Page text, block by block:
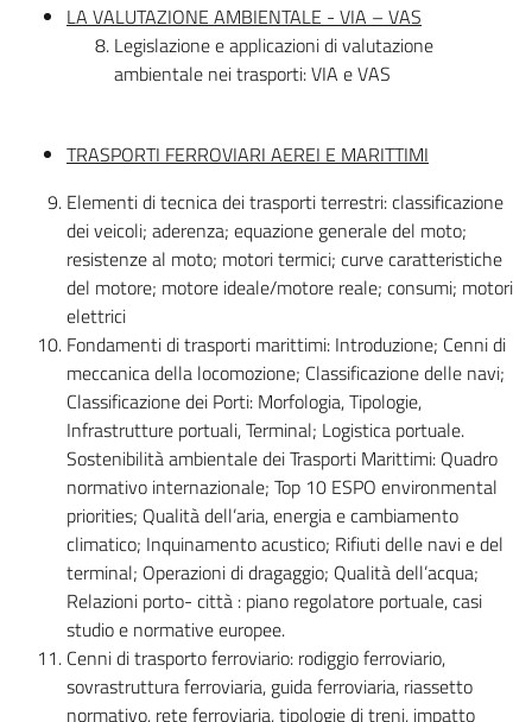
LA VALUTAZIONE AMBIENTALE - VIA – VAS
Legislazione e applicazioni di valutazione
ambientale nei trasporti: VIA e VAS
TRASPORTI FERROVIARI AEREI E MARITTIMI
Elementi di tecnica dei trasporti terrestri: classificazione
dei veicoli; aderenza; equazione generale del moto;
resistenze al moto; motori termici; curve caratteristiche
del motore; motore ideale/motore reale; consumi; motori
elettrici
Fondamenti di trasporti marittimi: Introduzione; Cenni di
meccanica della locomozione; Classificazione delle navi;
Classificazione dei Porti: Morfologia, Tipologie,
Infrastrutture portuali, Terminal; Logistica portuale.
Sostenibilità ambientale dei Trasporti Marittimi: Quadro
normativo internazionale; Top 10 ESPO environmental
priorities; Qualità dell’aria, energia e cambiamento
climatico; Inquinamento acustico; Rifiuti delle navi e del
terminal; Operazioni di dragaggio; Qualità dell’acqua;
Relazioni porto- città : piano regolatore portuale, casi
studio e normative europee.
Cenni di trasporto ferroviario: rodiggio ferroviario,
sovrastruttura ferroviaria, guida ferroviaria, riassetto
normativo, rete ferroviaria, tipologie di treni, impatto